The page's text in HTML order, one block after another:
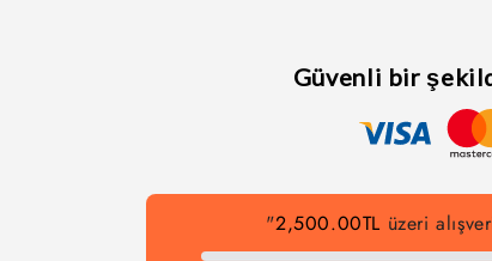
Güvenli bir
"2,500.00TL üzeri